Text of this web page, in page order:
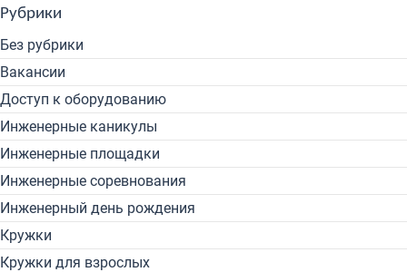
Рубрики
Без рубрики
Вакансии
Доступ к оборудованию
Инженерные каникулы
Инженерные площадки
Инженерные соревнования
Инженерный день рождения
Кружки
Кружки для взрослых